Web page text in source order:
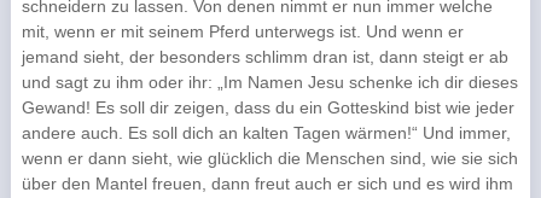
schneidern zu lassen. Von denen nimmt er nun immer welche
mit, wenn er mit seinem Pferd unterwegs ist. Und wenn er
jemand sieht, der besonders schlimm dran ist, dann steigt er ab
und sagt zu ihm oder ihr: „Im Namen Jesu schenke ich dir dieses
Gewand! Es soll dir zeigen, dass du ein Gotteskind bist wie jeder
andere auch. Es soll dich an kalten Tagen wärmen!“ Und immer,
wenn er dann sieht, wie glücklich die Menschen sind, wie sie sich
über den Mantel freuen, dann freut auch er sich und es wird ihm